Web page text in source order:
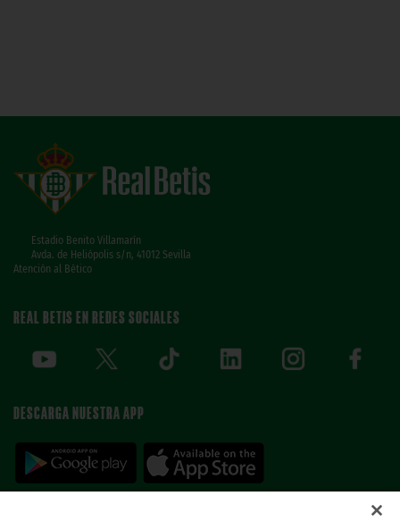
Estadio Benito Villamarín
Avda. de Heliópolis s/n, 41012 Sevilla
Atención al Bético
REAL BETIS EN REDES SOCIALES
DESCARGA NUESTRA APP